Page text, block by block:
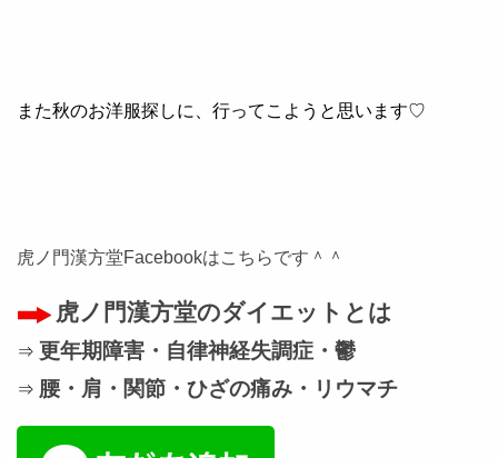
また秋のお洋服探しに、行ってこようと思います♡
虎ノ門漢方堂Facebookはこちらです＾＾
虎ノ門漢方堂のダイエットとは
⇒ 更年期障害・自律神経失調症・鬱
⇒ 腰・肩・関節・ひざの痛み・リウマチ